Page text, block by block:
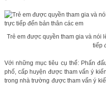
Trẻ em được quyền tham gia và nói
tiếp
Với những mục tiêu cụ thể: Phấn
phố, cấp huyện được tham vấn ý
trong nhà trường được tham vấn ý